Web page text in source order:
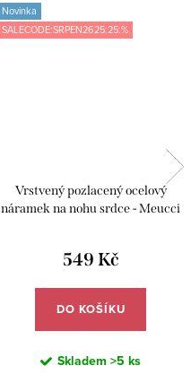
Novinka
SALECODE:SRPEN2625:25:%
Vrstvený pozlacený ocelový
náramek na nohu srdce - Meucci
549 Kč
DO KOŠÍKU
Skladem >5 ks